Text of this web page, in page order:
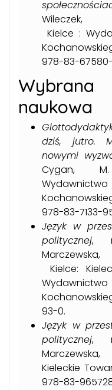
Wileczek,
Kielce :
978-83-67580-
naukowa
dziś, jutro.
nowymi
Cygan,
978-83-7133-
Język w
politycznej,
Kielce:
93-0.
Język w
politycznej,
Kieleckie
978-83-